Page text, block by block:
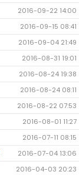
2016-09-22 14:00
2016-09-15 08:41
2016-09-04 21:49
2016-08-31 19:01
2016-08-24 19:38
2016-08-24 08:11
2016-08-22 07:53
2016-08-01 11:27
2016-07-11 08:15
2016-07-04 13:06
2016-04-03 20:23